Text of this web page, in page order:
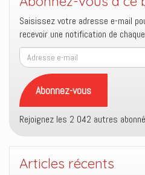
Saisissez votre adresse e-mail
recevoir une notification de
Adresse
e-
mail
Abonnez-vous
Rejoignez les 2 042 autres
Articles récents